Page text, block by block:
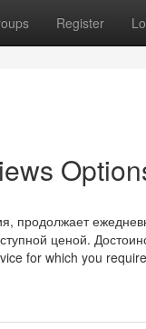
Register
продолжает
ценой.
for which you